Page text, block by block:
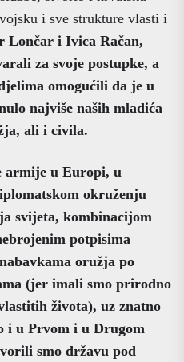
i sve strukture vlasti i
Lončar i Ivica Račan,
za svoje postupke, a
omogućili da je u
najviše naših mladića
ali i civila.
armije u Europi, u
okruženju
svijeta, kombinacijom
potpisima
oružja po
(jer imali smo prirodno
života), uz znatno
i u Prvom i u Drugom
smo državu pod